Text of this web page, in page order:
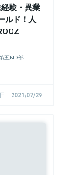
経験・異業
ルド！人
五MD部
2021/07/29